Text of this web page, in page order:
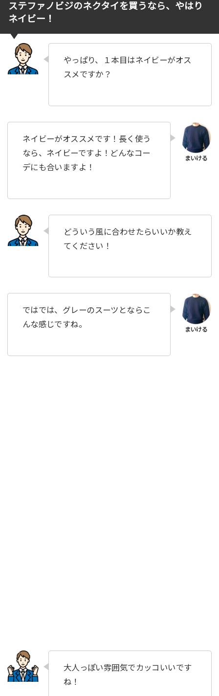
ステファノビジのネクタイを買うなら、やはり
ネイビー！
やっぱり、１本目はネイビーがオス
スメですか？
ネイビーがオススメです！長く使う
なら、ネイビーですよ！どんなコー
デにも合いますよ！
どういう風に合わせたらいいか教え
てください！
ではでは、グレーのスーツとならこ
んな感じですね。
大人っぽい雰囲気でカッコいいです
ね！